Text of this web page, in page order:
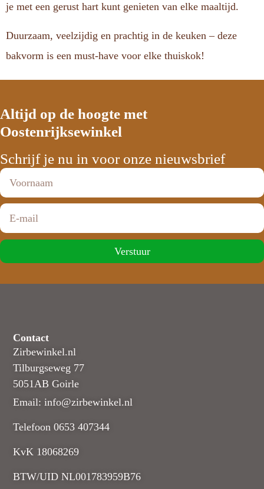
je met een gerust hart kunt genieten van elke maaltijd.
Duurzaam, veelzijdig en prachtig in de keuken – deze
bakvorm is een must-have voor elke thuiskok!
Altijd op de hoogte met
Oostenrijksewinkel
Schrijf je nu in voor onze nieuwsbrief
Verstuur
Contact
Zirbewinkel.nl
Tilburgseweg 77
5051AB Goirle
Email: info@zirbewinkel.nl
Telefoon 0653 407344
KvK 18068269
BTW/UID NL001783959B76